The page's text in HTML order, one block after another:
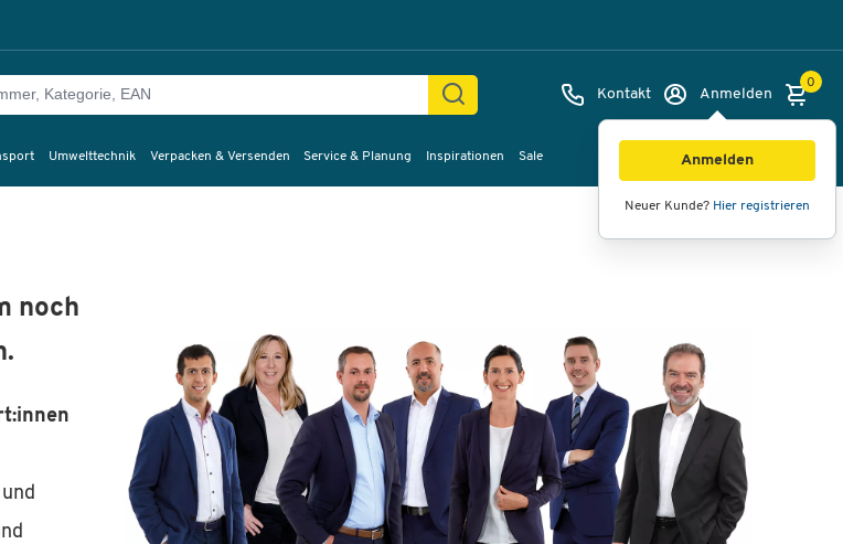
Kontakt Anmelden
Anmelden
Neuer Kunde? Hier registrieren
0
Umwelttechnik Verpacken & Versenden Service & Planung Inspirationen Sale
noch